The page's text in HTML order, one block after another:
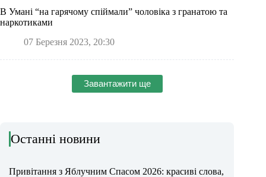
В Умані “на гарячому спіймали” чоловіка з гранатою та
наркотиками
07 Березня 2023, 20:30
Завантажити ще
Останні новини
Привітання з Яблучним Спасом 2026: красиві слова,